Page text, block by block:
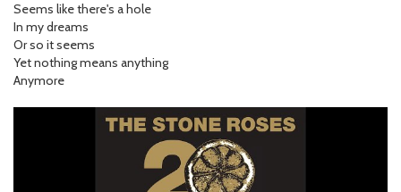
Seems like there's a hole
In my dreams
Or so it seems
Yet nothing means anything
Anymore